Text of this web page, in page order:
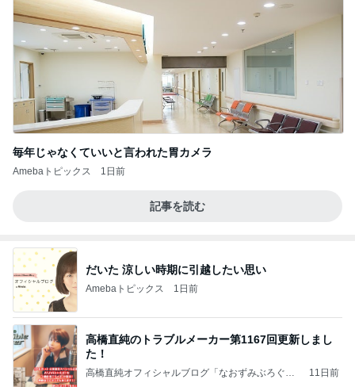
毎年じゃなくていいと言われた胃カメラ
Amebaトピックス 1日前
記事を読む
だいた 涼しい時期に引越したい思い
Amebaトピックス 1日前
高橋直純のトラブルメーカー第1167回更新しまし
た！
高橋直純オフィシャルブログ「なおずみぶろぐ」
11日前